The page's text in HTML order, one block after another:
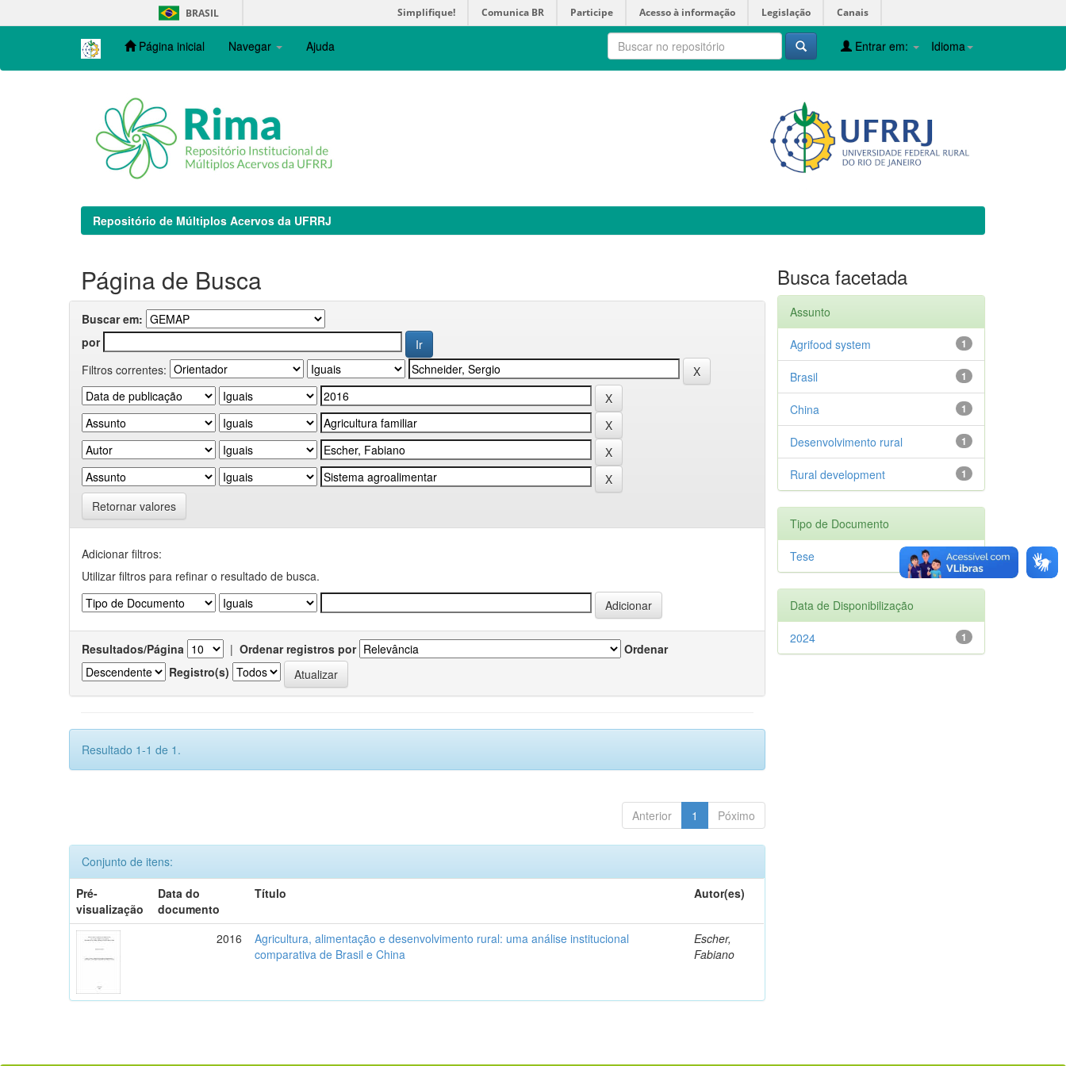
navigation
BRASIL Simplifique! Comunica BR Participe Acesso à informação Legislação Canais
Página inicial Navegar Ajuda Idioma
Entrar em:
Repositório de Múltiplos Acervos da UFRRJ
Página de Busca
Buscar em:
por
Filtros correntes:
Retornar valores
Adicionar filtros:
Utilizar filtros para refinar o resultado de busca.
Resultados/Página | Ordenar registros por
Ordenar
Registro(s)
Resultado 1-1 de 1.
Anterior 1 Póximo
Conjunto de itens:
Pré-
visualização
Data do
documento
Título Autor(es)
2016
Agricultura, alimentação e desenvolvimento rural: uma análise institucional
comparativa de Brasil e China
Escher,
Fabiano
Busca facetada
Assunto
1
Agrifood system
1
Brasil
1
China
1
Desenvolvimento rural
1
Rural development
Tipo de Documento
1
Tese
Data de Disponibilização
1
2024